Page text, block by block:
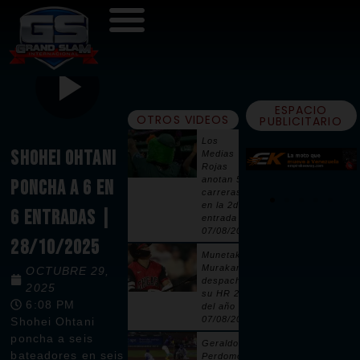
SHOHEI OHTANI
PONCHA A 6 EN
6 ENTRADAS |
28/10/2025
OCTUBRE 29,
2025
6:08 PM
Shohei Ohtani
poncha a seis
bateadores en seis
OTROS VIDEOS
Los
Medias
Rojas
anotan 5
carreras
en la 2da
entrada |
07/08/2026
Munetaka
Murakami
despacha
su HR 25
del año |
07/08/2026
Geraldo
Perdomo
ESPACIO
PUBLICITARIO